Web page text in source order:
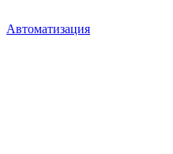
Автоматизация